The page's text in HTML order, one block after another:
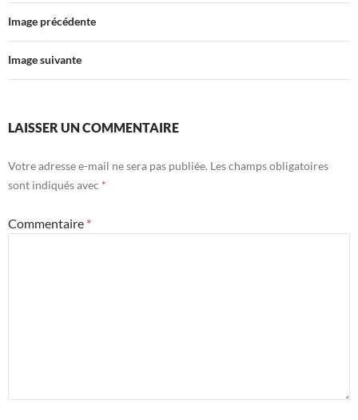
Image précédente
Image suivante
LAISSER UN COMMENTAIRE
Votre adresse e-mail ne sera pas publiée. Les champs obligatoires
sont indiqués avec *
Commentaire *